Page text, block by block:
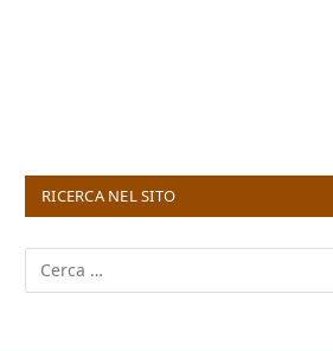
RICERCA NEL SITO